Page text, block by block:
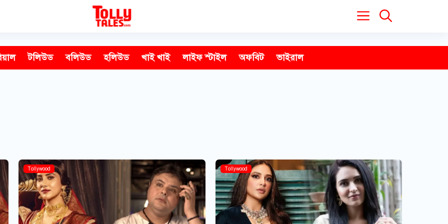
টলিউড বলিউড হলিউড খাই খাই লাইফ স্টাইল অফবিট ভাইরাল
Tollywood Tollywood